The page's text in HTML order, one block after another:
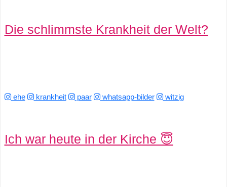
Die schlimmste Krankheit der Welt?
ehe krankheit paar whatsapp-bilder witzig
Ich war heute in der Kirche 😇